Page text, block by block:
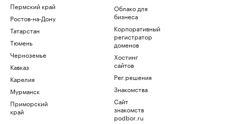
Пермский край
Ростов-на-Дону
Татарстан
Тюмень
Черноземье
Кавказ
Карелия
Мурманск
Приморский
край
Облако для
бизнеса
Корпоративный
регистратор
доменов
Хостинг
сайтов
Рег.решения
Знакомства
Сайт
знакомств
podbor.ru